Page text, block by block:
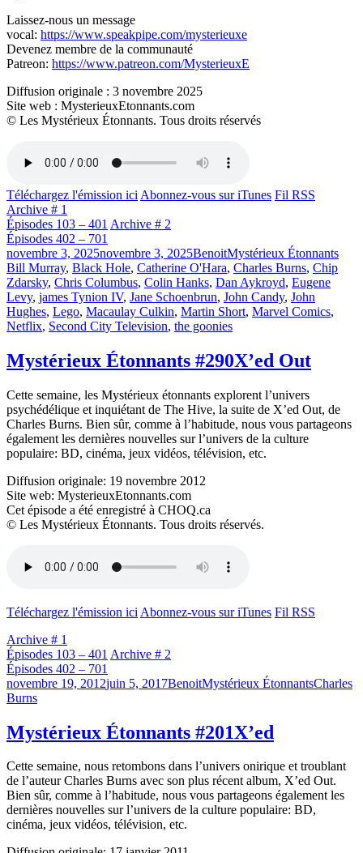
Laissez-nous un message
vocal: https://www.speakpipe.com/mysterieuxe
Devenez membre de la communauté
Patreon: https://www.patreon.com/MysterieuxE
Diffusion originale : 3 novembre 2025
Site web : MysterieuxEtonnants.com
© Les Mystérieux Étonnants. Tous droits réservés
Téléchargez l'émission ici Abonnez-vous sur iTunes Fil RSS
Archive # 1
Épisodes 103 – 401 Archive # 2
Épisodes 402 – 701
Publié
le
novembre 3, 2025novembre 3, 2025BenoitCatégories
Mystérieux Étonnants
Bill Murray, Black Hole, Catherine O'Hara, Charles Burns, Chip
Zdarsky, Chris Columbus, Colin Hanks, Dan Aykroyd, Eugene
Levy, james Tynion IV, Jane Schoenbrun, John Candy, John
Hughes, Lego, Macaulay Culkin, Martin Short, Marvel Comics,
Netflix, Second City Television, the goonies
Mystérieux Étonnants #290X’ed Out
Cette semaine, les Mystérieux étonnants explorent l’univers
psychédélique et inquiétant de The Hive, la suite de X’ed Out, de
Charles Burns. Bien sûr, comme à l’habitude, nous vous partageons
également les dernières nouvelles sur l’univers de la culture
populaire: BD, cinéma, jeux vidéos, télévision, etc.
Diffusion originale: 19 novembre 2012
Site web: MysterieuxEtonnants.com
Cet épisode a été enregistré à CHOQ.ca
© Les Mystérieux Étonnants. Tous droits réservés.
Téléchargez l'émission ici Abonnez-vous sur iTunes Fil RSS
Archive # 1
Épisodes 103 – 401 Archive # 2
Épisodes 402 – 701
Publié
le
novembre 19, 2012juin 5, 2017BenoitCatégories
Mystérieux ÉtonnantsÉtiquettes
Charles
Burns
Mystérieux Étonnants #201X’ed
Cette semaine, nous retombons dans l’univers onirique et troublant
de l’auteur Charles Burns avec son plus récent album, X’ed Out.
Bien sûr, comme à l’habitude, nous vous partageons également les
dernières nouvelles sur l’univers de la culture populaire: BD,
cinéma, jeux vidéos, télévision, etc.